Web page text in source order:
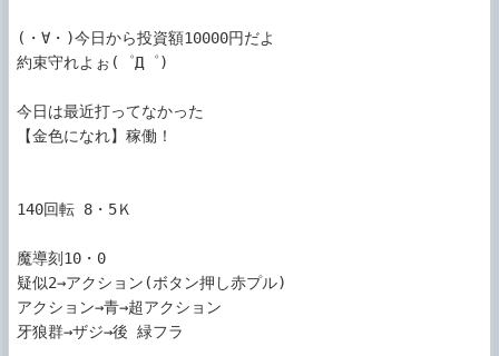
(・∀・)今日から投資額10000円だよ
約束守れよぉ(゜Д゜)
今日は最近打ってなかった
【金色になれ】稼働！
140回転 8・5Ｋ
魔導刻10・0
疑似2→アクション(ボタン押し赤プル)
アクション→青→超アクション
牙狼群→ザジ→後 緑フラ